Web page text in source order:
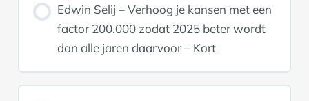
Edwin Selij – Verhoog je kansen met een
factor 200.000 zodat 2025 beter wordt
dan alle jaren daarvoor – Kort